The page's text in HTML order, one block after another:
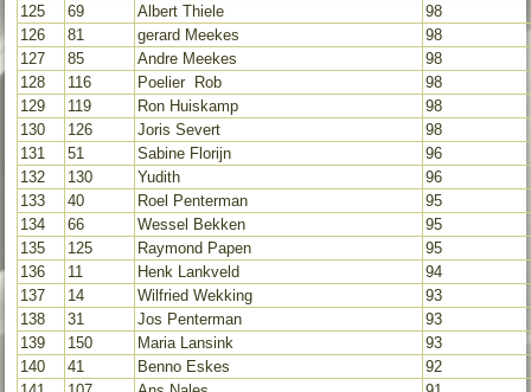
125
69 Albert Thiele
98
126
81 gerard Meekes
98
127
85 Andre Meekes
98
128
116 Poelier Rob
98
129
119 Ron Huiskamp
98
130
126 Joris Severt
98
131
51 Sabine Florijn
96
132
130 Yudith
96
133
40 Roel Penterman
95
134
66 Wessel Bekken
95
135
125 Raymond Papen
95
136
11 Henk Lankveld
94
137
14 Wilfried Wekking
93
138
31 Jos Penterman
93
139
150 Maria Lansink
93
140
41 Benno Eskes
92